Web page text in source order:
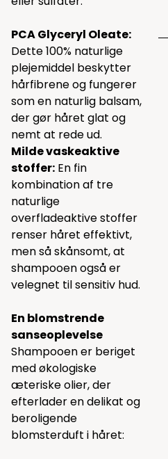
PCA Glyceryl Oleate:
Dette 100% naturlige
plejemiddel beskytter
hårfibrene og fungerer
som en naturlig balsam,
der gør håret glat og
nemt at rede ud.
Milde vaskeaktive
stoffer: En fin
kombination af tre
naturlige
overfladeaktive stoffer
renser håret effektivt,
men så skånsomt, at
shampooen også er
velegnet til sensitiv hud.
En blomstrende
sanseoplevelse
Shampooen er beriget
med økologiske
æteriske olier, der
efterlader en delikat og
beroligende
blomsterduft i håret: